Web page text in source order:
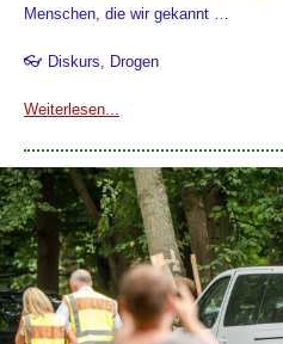
Menschen, die wir gekannt …
👓 Diskurs, Drogen
Weiterlesen...